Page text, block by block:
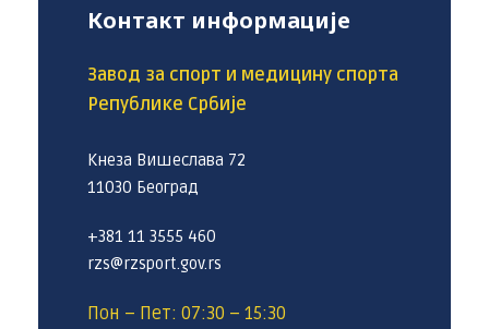
Контакт информације
Завод за спорт и медицину спорта
Републике Србије
Кнеза Вишеслава 72
11030 Београд
+381 11 3555 460
rzs@rzsport.gov.rs
Пон – Пет: 07:30 – 15:30